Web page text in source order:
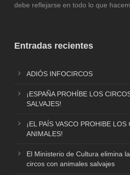
debe reflejarse en todo lo que
Entradas recientes
ADIÓS INFOCIRCOS
¡ESPAÑA PROHÍBE LOS
SALVAJES!
¡EL PAÍS VASCO PROHIBE LOS
ANIMALES!
El Ministerio de Cultura elimina
circos con animales salvajes